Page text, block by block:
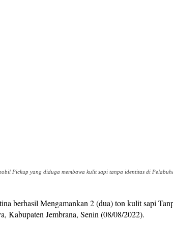
Pickup yang diduga membawa kulit sapi tanpa identitas di
berhasil Mengamankan 2 (dua) ton kulit sapi
Jembrana, Senin (08/08/2022).